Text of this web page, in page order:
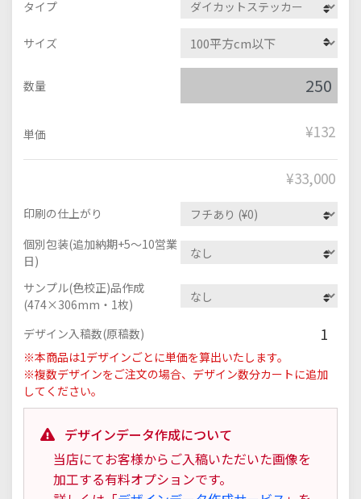
タイプ
サイズ
数量
単価 ¥132
¥33,000
印刷の仕上がり
個別包装(追加納期+5～10営業
日)
サンプル(色校正)品作成
(474×306mm・1枚)
デザイン入稿数(原稿数)
1
※本商品は1デザインごとに単価を算出いたします。
※複数デザインをご注文の場合、デザイン数分カートに追加
してください。
デザインデータ作成について
当店にてお客様からご入稿いただいた画像を
加工する有料オプションです。